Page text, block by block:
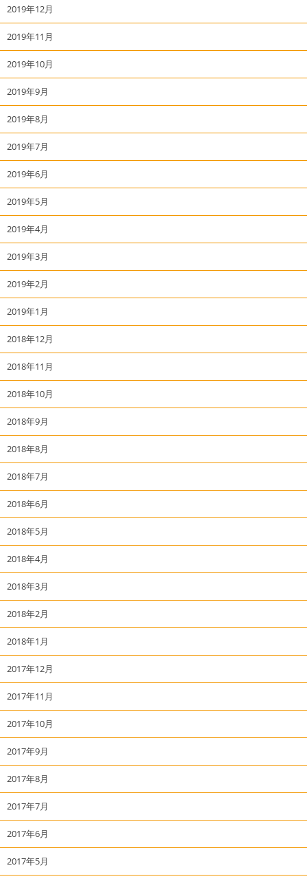
2019年12月
2019年11月
2019年10月
2019年9月
2019年8月
2019年7月
2019年6月
2019年5月
2019年4月
2019年3月
2019年2月
2019年1月
2018年12月
2018年11月
2018年10月
2018年9月
2018年8月
2018年7月
2018年6月
2018年5月
2018年4月
2018年3月
2018年2月
2018年1月
2017年12月
2017年11月
2017年10月
2017年9月
2017年8月
2017年7月
2017年6月
2017年5月